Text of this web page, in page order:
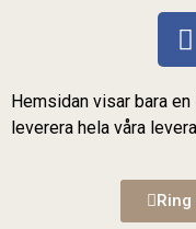
Hemsidan visar bara
leverera hela våra